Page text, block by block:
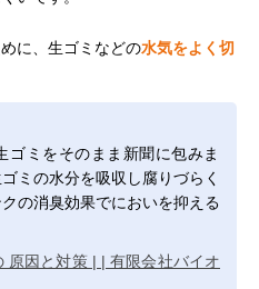
に、生ゴミなどの水気をよく切
ゴミをそのまま新聞に包みま
ミの水分を吸収し腐りづらく
の消臭効果でにおいを抑える
原因と対策 | | 有限会社バイオ